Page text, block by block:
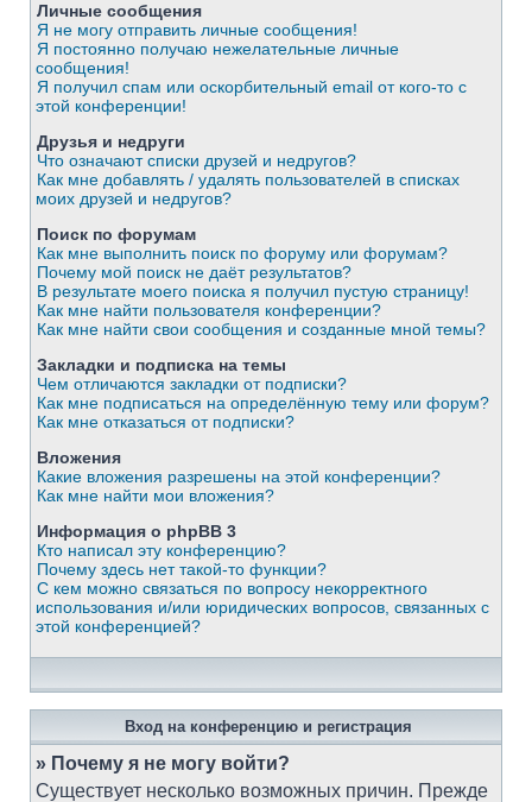
Личные сообщения
Я не могу отправить личные сообщения!
Я постоянно получаю нежелательные личные
сообщения!
Я получил спам или оскорбительный email от кого-то с
этой конференции!
Друзья и недруги
Что означают списки друзей и недругов?
Как мне добавлять / удалять пользователей в списках
моих друзей и недругов?
Поиск по форумам
Как мне выполнить поиск по форуму или форумам?
Почему мой поиск не даёт результатов?
В результате моего поиска я получил пустую страницу!
Как мне найти пользователя конференции?
Как мне найти свои сообщения и созданные мной темы?
Закладки и подписка на темы
Чем отличаются закладки от подписки?
Как мне подписаться на определённую тему или форум?
Как мне отказаться от подписки?
Вложения
Какие вложения разрешены на этой конференции?
Как мне найти мои вложения?
Информация о phpBB 3
Кто написал эту конференцию?
Почему здесь нет такой-то функции?
С кем можно связаться по вопросу некорректного
использования и/или юридических вопросов, связанных с
этой конференцией?
Вход на конференцию и регистрация
» Почему я не могу войти?
Существует несколько возможных причин. Прежде